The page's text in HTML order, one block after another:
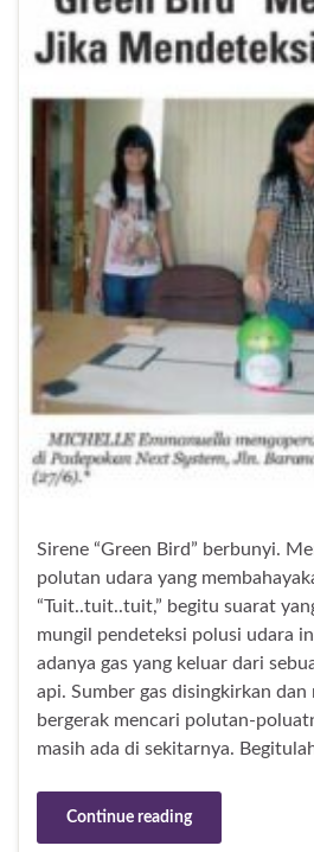
Sirene “Green Bird” berbunyi.
polutan udara yang
“Tuit..tuit..tuit,” begitu suarat
mungil pendeteksi polusi udara
adanya gas yang keluar dari
api. Sumber gas disingkirkan
bergerak mencari polutan-
masih ada di sekitarnya.
Continue reading